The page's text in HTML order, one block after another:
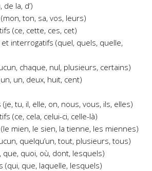
la, d’)
ton, sa, vos, leurs)
(ce, cette, ces, cet)
interrogatifs (quel, quels, quelle,
chaque, nul, plusieurs, certains)
un, deux, huit, cent)
tu, il, elle, on, nous, vous, ils, elles)
(ce, cela, celui-ci, celle-là)
mien, le sien, la tienne, les miennes)
quelqu’un, tout, plusieurs, tous)
que, quoi, où, dont, lesquels)
(qui, que, laquelle, lesquels)